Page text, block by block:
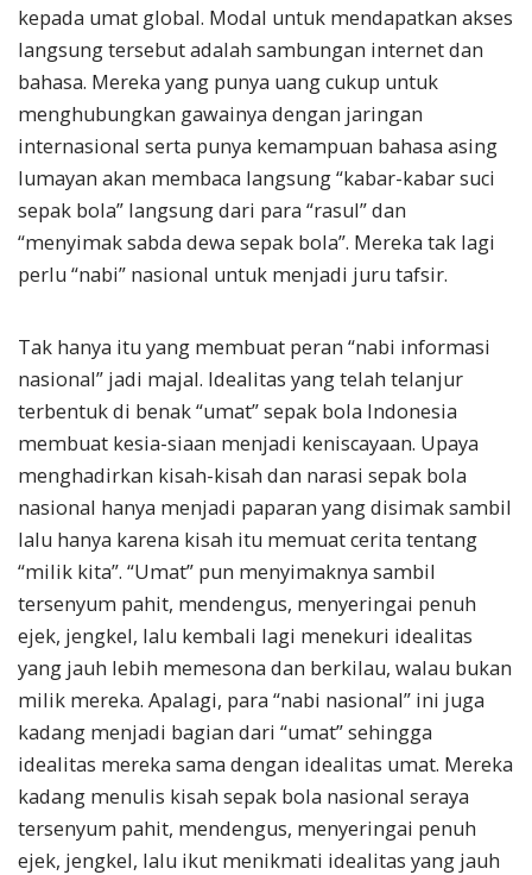
kepada umat global. Modal untuk mendapatkan akses
langsung tersebut adalah sambungan internet dan
bahasa. Mereka yang punya uang cukup untuk
menghubungkan gawainya dengan jaringan
internasional serta punya kemampuan bahasa asing
lumayan akan membaca langsung “kabar-kabar suci
sepak bola” langsung dari para “rasul” dan
“menyimak sabda dewa sepak bola”. Mereka tak lagi
perlu “nabi” nasional untuk menjadi juru tafsir.
Tak hanya itu yang membuat peran “nabi informasi
nasional” jadi majal. Idealitas yang telah telanjur
terbentuk di benak “umat” sepak bola Indonesia
membuat kesia-siaan menjadi keniscayaan. Upaya
menghadirkan kisah-kisah dan narasi sepak bola
nasional hanya menjadi paparan yang disimak sambil
lalu hanya karena kisah itu memuat cerita tentang
“milik kita”. “Umat” pun menyimaknya sambil
tersenyum pahit, mendengus, menyeringai penuh
ejek, jengkel, lalu kembali lagi menekuri idealitas
yang jauh lebih memesona dan berkilau, walau bukan
milik mereka. Apalagi, para “nabi nasional” ini juga
kadang menjadi bagian dari “umat” sehingga
idealitas mereka sama dengan idealitas umat. Mereka
kadang menulis kisah sepak bola nasional seraya
tersenyum pahit, mendengus, menyeringai penuh
ejek, jengkel, lalu ikut menikmati idealitas yang jauh